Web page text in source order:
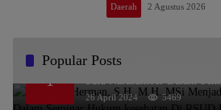
Daerah 2 Agustus 2026
Popular Posts
1
Dr. KMS Herman,
Satu Narasumber Dalam
Di RSUD Leuwiliang
26 April 2024 5469